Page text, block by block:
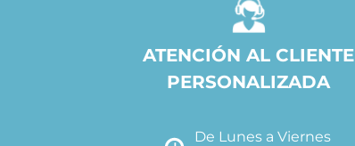
ATENCIÓN AL CLIENTE
PERSONALIZADA
De Lunes a Viernes